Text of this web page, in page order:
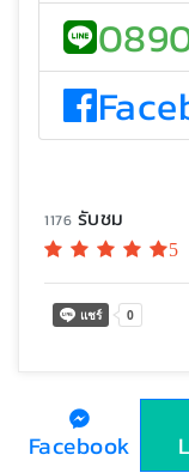
1176 รับชม
5
Facebook